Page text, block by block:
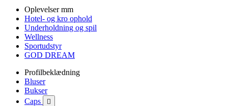
Oplevelser mm
Hotel- og kro ophold
Underholdning og spil
Wellness
Sportudstyr
GOD DREAM
Profilbeklædning
Bluser
Bukser
Caps
